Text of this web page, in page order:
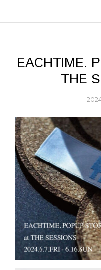
EACHTIME.
THE